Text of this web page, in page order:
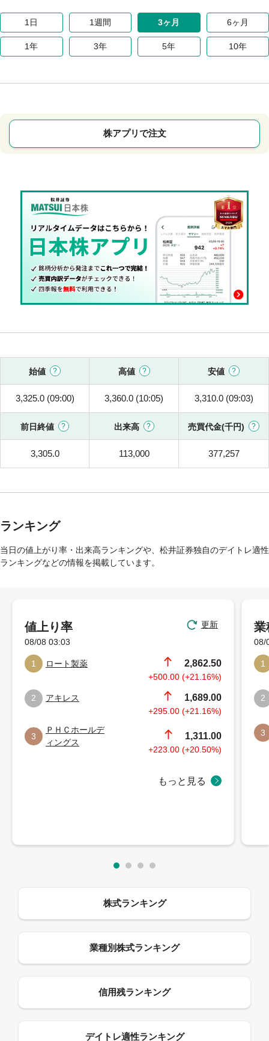
1日 1週間 3ヶ月 6ヶ月
1年 3年 5年 10年
株アプリで注文
始値 高値 安値
3,325.0 (09:00) 3,360.0 (10:05) 3,310.0 (09:03)
前日終値 出来高 売買代金(千円)
3,305.0 113,000 377,257
ランキング
当日の値上がり率・出来高ランキングや、松井証券独自のデイトレ適性
ランキングなどの情報を掲載しています。